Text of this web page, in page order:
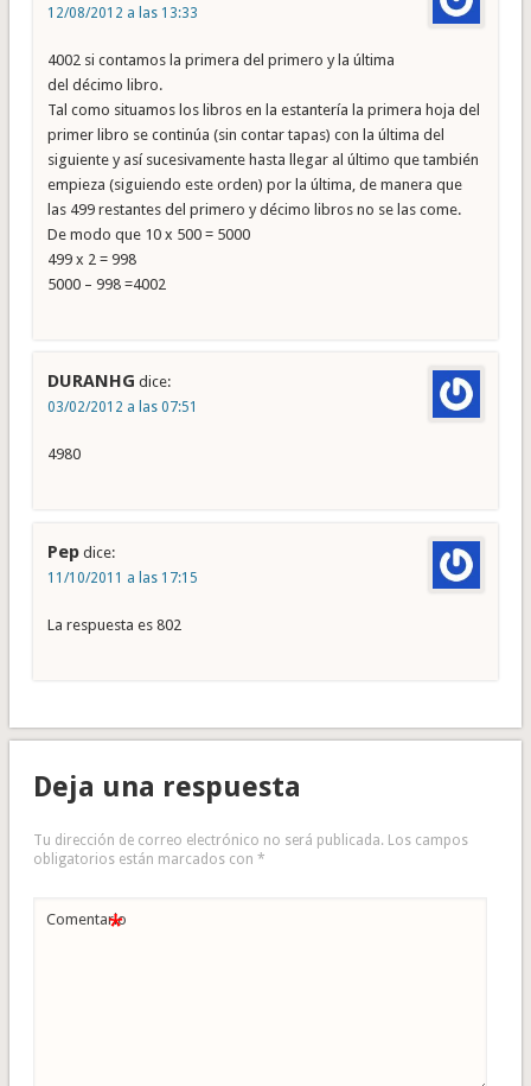
12/08/2012 a las 13:33
4002 si contamos la primera del primero y la última
del décimo libro.
Tal como situamos los libros en la estantería la primera hoja del
primer libro se continúa (sin contar tapas) con la última del
siguiente y así sucesivamente hasta llegar al último que también
empieza (siguiendo este orden) por la última, de manera que
las 499 restantes del primero y décimo libros no se las come.
De modo que 10 x 500 = 5000
499 x 2 = 998
5000 – 998 =4002
DURANHG dice:
03/02/2012 a las 07:51
4980
Pep dice:
11/10/2011 a las 17:15
La respuesta es 802
Deja una respuesta
Tu dirección de correo electrónico no será publicada. Los campos
obligatorios están marcados con *
Comentario
*